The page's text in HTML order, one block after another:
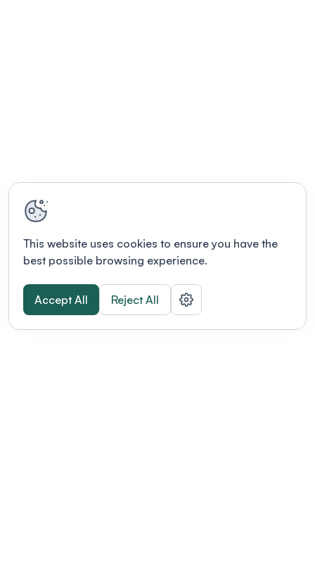
This website uses cookies to ensure you have the
best possible browsing experience.
Accept All Reject All